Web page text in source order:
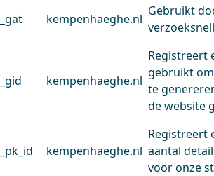
_gat kempenhaeghe.nl
Gebruikt
_gid kempenhaeghe.nl
Registreert
gebruikt
te
de website
_pk_id kempenhaeghe.nl
Registreert
aantal
voor onze